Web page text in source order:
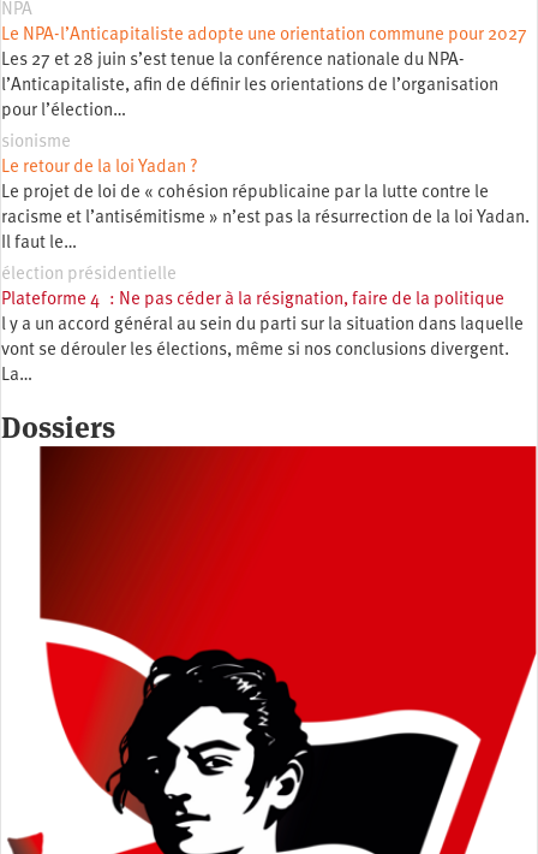
NPA
Le NPA-l’Anticapitaliste adopte une orientation commune pour 2027
Les 27 et 28 juin s’est tenue la conférence nationale du NPA-
l’Anticapitaliste, afin de définir les orientations de l’organisation
pour l’élection…
sionisme
Le retour de la loi Yadan ?
Le projet de loi de « cohésion républicaine par la lutte contre le
racisme et l’antisémitisme » n’est pas la résurrection de la loi Yadan.
Il faut le…
élection présidentielle
Plateforme 4 : Ne pas céder à la résignation, faire de la politique
l y a un accord général au sein du parti sur la situation dans laquelle
vont se dérouler les élections, même si nos conclusions divergent.
La…
Dossiers